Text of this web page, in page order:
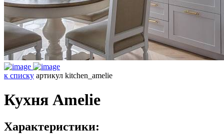
к списку артикул kitchen_amelie
Кухня Amelie
Характеристики: